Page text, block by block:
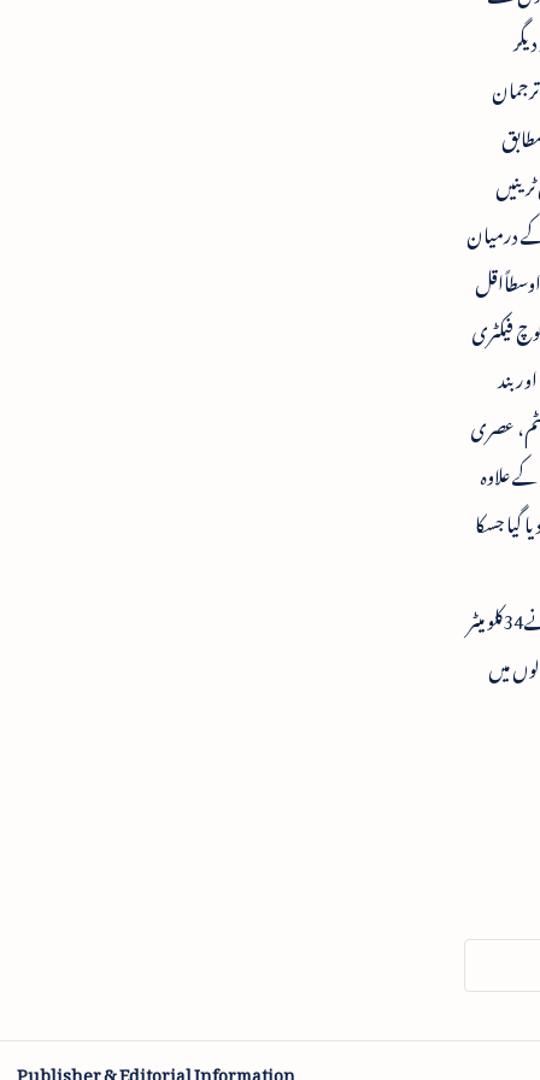
ترجمان
درمیان
اور بعدازاں1.3گنا اضافہ ہوگا جو اوسطاًاقل
۔ انٹیگرل کوچ فیکٹری
بند
عصری
کے علاوہ
جسکا
جب16اپریل1853ء میں ہندوستان کی پہلی ٹرین بوری بندر (موجودہ چھتر پتی شیواجی مہاراج ٹرمینس) سے تھانے چلائی گئی تھی، جس نے34کلو میٹر
پہلی الکٹرک ای ایم یو ٹرین متعارف کرائی گئی اور لوکل ٹرین کا نیٹ ورک 90سالوں میں
Publisher & Editorial Information